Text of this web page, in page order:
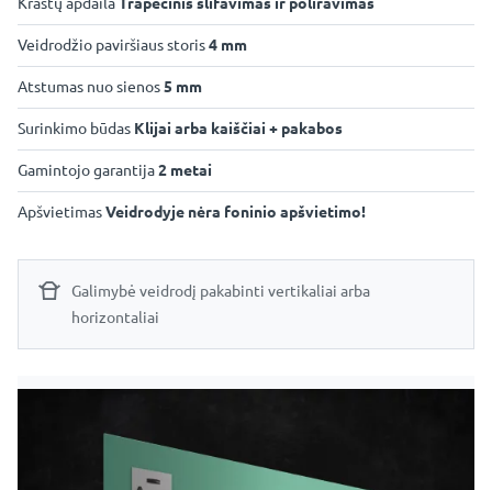
Veidrodžio paviršiaus storis4 mm
Atstumas nuo sienos5 mm
Surinkimo būdas Klijai arba kaiščiai + pakabos
Gamintojo garantija2 metai
ApšvietimasVeidrodyje nėra foninio apšvietimo!
Galimybė veidrodį pakabinti vertikaliai arba
horizontaliai